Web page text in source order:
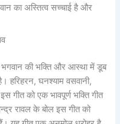
का अस्तित्व सच्चाई है और
भगवान की भक्ति और आस्था में डूब
हरिहरन, घनश्याम वसवानी,
गीत को एक भावपूर्ण भक्ति गीत
रावल के बोल इस गीत को